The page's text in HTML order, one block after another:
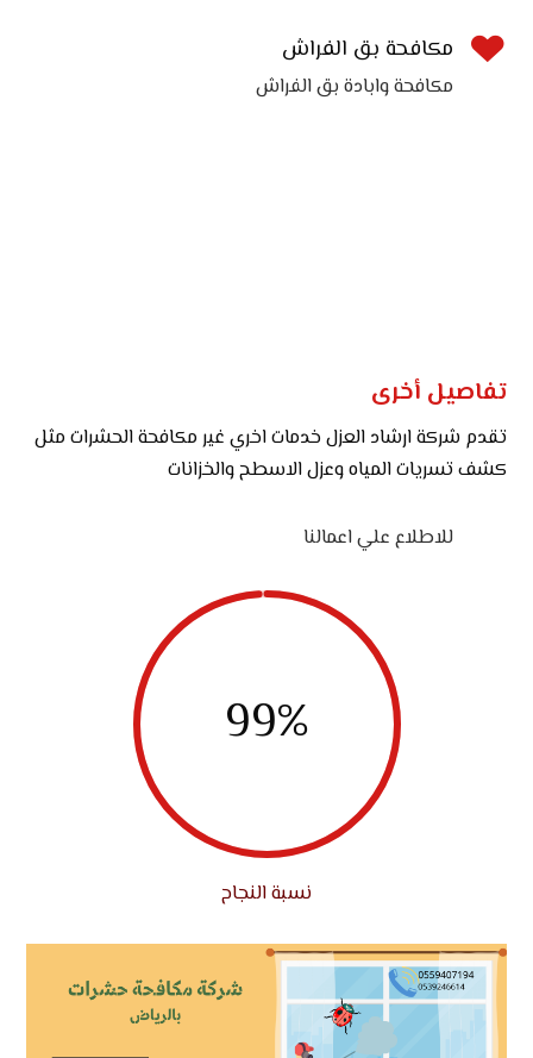
 مكافحة بق الفراش
مكافحة وابادة بق الفراش
تفاصيل أخرى
تقدم شركة ارشاد العزل خدمات اخري غير مكافحة الحشرات مثل
كشف تسريات المياه وعزل الاسطح والخزانات
للاطلاع علي اعمالنا
99%
نسبة النجاح